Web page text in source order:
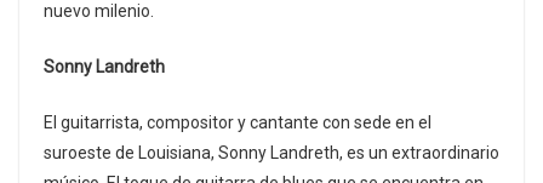
nuevo milenio.
Sonny Landreth
El guitarrista, compositor y cantante con sede en el
suroeste de Louisiana, Sonny Landreth, es un extraordinario